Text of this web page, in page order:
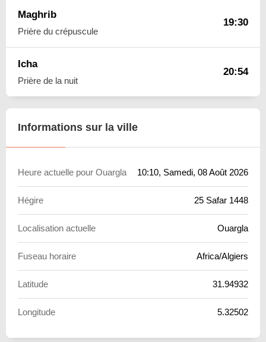
Maghrib
Prière du crépuscule
19:30
Icha
Prière de la nuit
20:54
Informations sur la ville
Heure actuelle pour Ouargla 10:10, Samedi, 08 Août 2026
Hégire 25 Safar 1448
Localisation actuelle Ouargla
Fuseau horaire Africa/Algiers
Latitude 31.94932
Longitude 5.32502